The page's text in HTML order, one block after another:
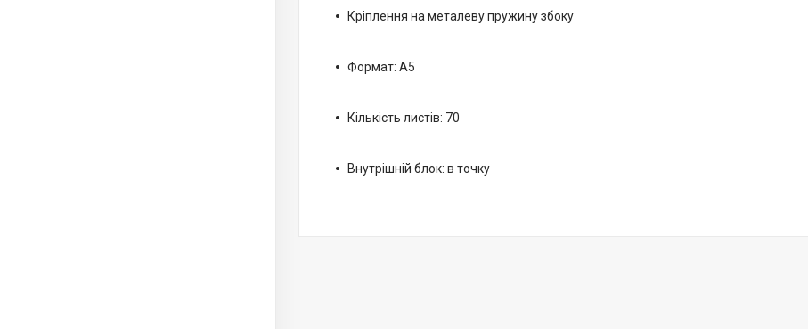
Кріплення на металеву пружину збоку
Формат: А5
Кількість листів: 70
Внутрішній блок: в точку